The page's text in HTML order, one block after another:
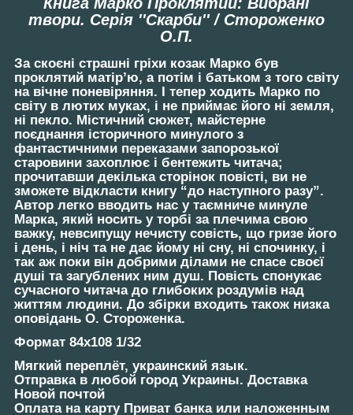
твори. Серія ''Скарби'' / Стороженко
О.П.
За скоєні страшні гріхи козак Марко був
проклятий матір’ю, а потім і батьком з того світу
на вічне поневіряння. І тепер ходить Марко по
світу в лютих муках, і не приймає його ні земля,
ні пекло. Містичний сюжет, майстерне
поєднання історичного минулого з
фантастичними переказами запорозької
старовини захоплює і бентежить читача;
прочитавши декілька сторінок повісті, ви не
зможете відкласти книгу “до наступного разу”.
Автор легко вводить нас у таємниче минуле
Марка, який носить у торбі за плечима свою
важку, невсипущу нечисту совість, що гризе його
і день, і ніч та не дає йому ні сну, ні спочинку, і
так аж поки він добрими ділами не спасе своєї
душі та загублених ним душ. Повість спонукає
сучасного читача до глибоких роздумів над
життям людини. До збірки входить також низка
оповідань О. Стороженка.
Формат 84х108 1/32
Мягкий переплёт, украинский язык.
Отправка в любой город Украины. Доставка
Новой почтой
Оплата на карту Приват банка или наложенным